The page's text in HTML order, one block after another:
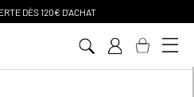
EN 3 SANS FRAIS